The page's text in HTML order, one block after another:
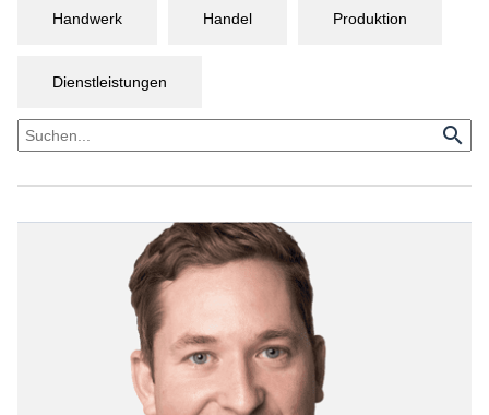
Handwerk Handel Produktion
Dienstleistungen
search
Für den Einstieg in die Digitalisierung
können sich Unternehmen zunächst auf
ein strate-gisches Handlungsfeld
konzentrieren und dort strukturiert nach
Ansätzen suchen. Für das
Handlungsfeld Prozesseffizienz hat sich